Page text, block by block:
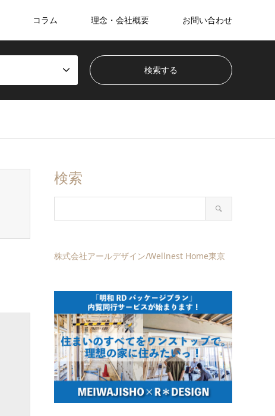
コラム 理念・会社概要 お問い合わせ
検索
株式会社アールデザイン/Wellnest Home東京